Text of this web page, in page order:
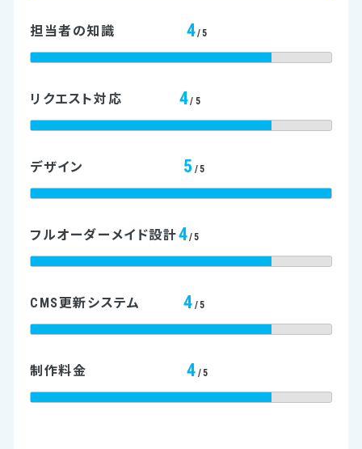
担当者の知識 4/5
リクエスト対応 4/5
デザイン 5 /5
フルオーダーメイド設計4/5
CMS更新システム 4 /5
制作料金 4 /5